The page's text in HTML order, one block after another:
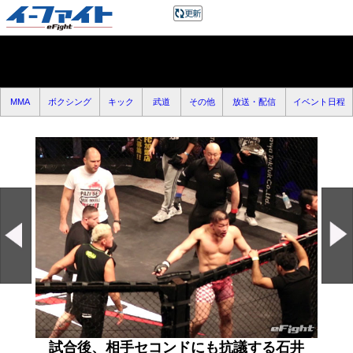
MMA ボクシング キック 武道 その他 放送・配信 イベント日程
試合後、相手セコンドにも抗議する石井